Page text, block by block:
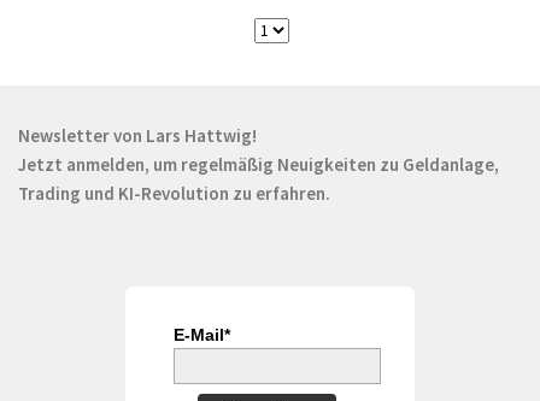
Newsletter von Lars Hattwig!
Jetzt anmelden, um regelmäßig Neuigkeiten zu Geldanlage,
Trading und KI-Revolution zu erfahren.
E-Mail*